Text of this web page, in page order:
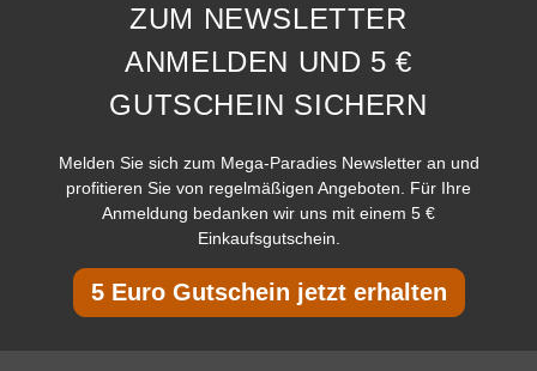
ZUM NEWSLETTER
ANMELDEN UND 5 €
GUTSCHEIN SICHERN
Melden Sie sich zum Mega-Paradies Newsletter an und
profitieren Sie von regelmäßigen Angeboten. Für Ihre
Anmeldung bedanken wir uns mit einem 5 €
Einkaufsgutschein.
5 Euro Gutschein jetzt erhalten